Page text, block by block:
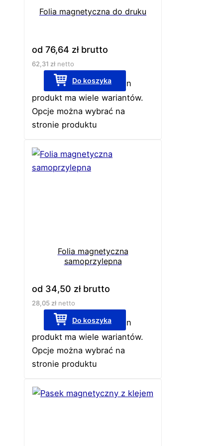
Folia magnetyczna do druku
od 76,64 złbrutto
62,31 złnetto
Do koszyka
Ten
produkt ma wiele wariantów.
Opcje można wybrać na
stronie produktu
Folia magnetyczna
samoprzylepna
od 34,50 złbrutto
28,05 złnetto
Do koszyka
Ten
produkt ma wiele wariantów.
Opcje można wybrać na
stronie produktu